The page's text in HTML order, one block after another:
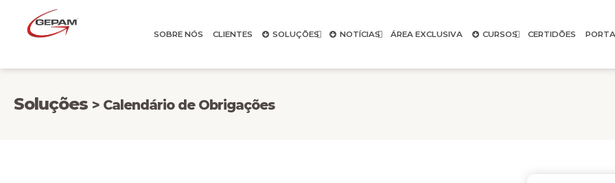
SOBRE NÓS CLIENTES SOLUÇÕES NOTÍCIAS ÁREA EXCLUSIVA CURSOS CERTIDÕES
Soluções > Calendário de Obrigações